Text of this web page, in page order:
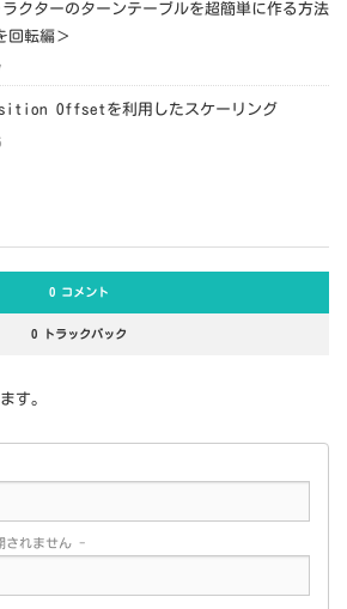
ラクターのターンテーブルを超簡単に作る方法
回転編＞
Offsetを利用したスケーリング
0 コメント
0 トラックバック
す。
れません -